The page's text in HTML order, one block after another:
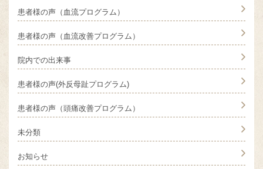
患者様の声（血流プログラム）
患者様の声（血流改善プログラム）
院内での出来事
患者様の声(外反母趾プログラム)
患者様の声（頭痛改善プログラム）
未分類
お知らせ